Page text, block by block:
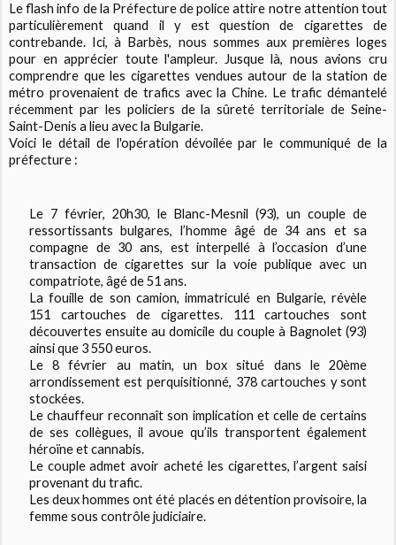
Le flash info de la Préfecture de police attire notre attention tout
particulièrement quand il y est question de cigarettes de
contrebande. Ici, à Barbès, nous sommes aux premières loges
pour en apprécier toute l'ampleur. Jusque là, nous avions cru
comprendre que les cigarettes vendues autour de la station de
métro provenaient de trafics avec la Chine. Le trafic démantelé
récemment par les policiers de la sûreté territoriale de Seine-
Saint-Denis a lieu avec la Bulgarie.
Voici le détail de l'opération dévoilée par le communiqué de la
préfecture :
Le 7 février, 20h30, le Blanc-Mesnil (93), un couple de
ressortissants bulgares, l’homme âgé de 34 ans et sa
compagne de 30 ans, est interpellé à l’occasion d’une
transaction de cigarettes sur la voie publique avec un
compatriote, âgé de 51 ans.
La fouille de son camion, immatriculé en Bulgarie, révèle
151 cartouches de cigarettes. 111 cartouches sont
découvertes ensuite au domicile du couple à Bagnolet (93)
ainsi que 3 550 euros.
Le 8 février au matin, un box situé dans le 20ème
arrondissement est perquisitionné, 378 cartouches y sont
stockées.
Le chauffeur reconnaît son implication et celle de certains
de ses collègues, il avoue qu’ils transportent également
héroïne et cannabis.
Le couple admet avoir acheté les cigarettes, l’argent saisi
provenant du trafic.
Les deux hommes ont été placés en détention provisoire, la
femme sous contrôle judiciaire.